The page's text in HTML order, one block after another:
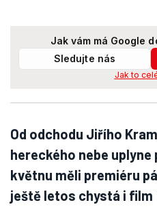
Jak vám má Google
Sledujte nás
Jak to
Od odchodu Jiřího
hereckého nebe
květnu měli premiéru
ještě letos chystá i film